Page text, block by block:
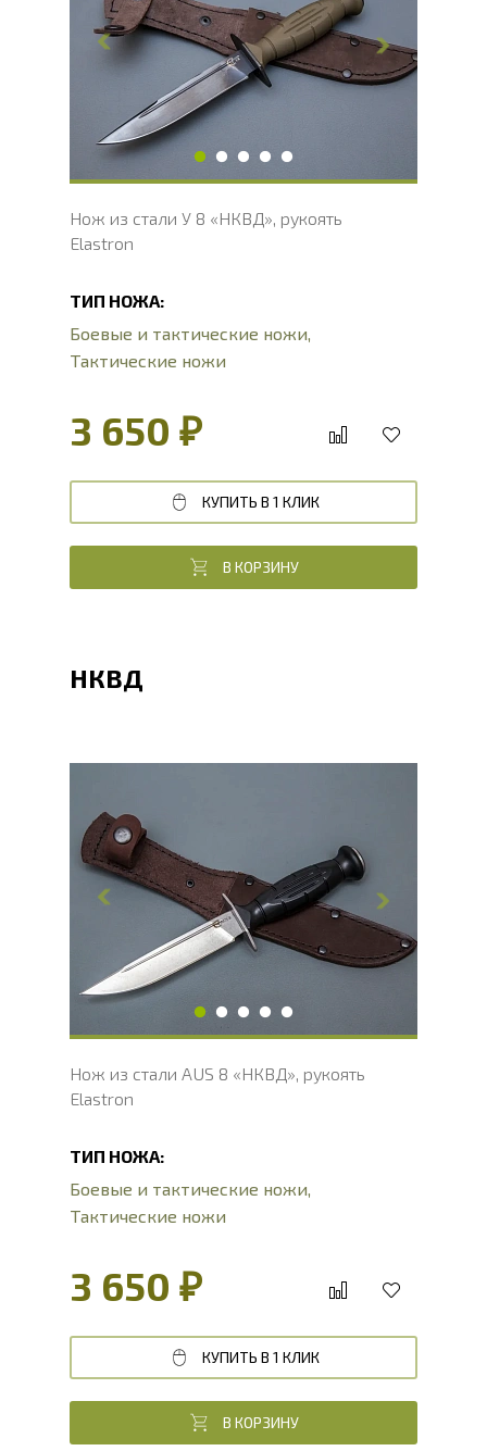
Ширина клинка, мм
Толщина обуха, мм
Ширина рукояти, мм
32.8
Длина рукояти, мм
123
Толщина рукояти, мм
Твердость клинка, HRC
Нож из стали У 8 «НКВД», рукоять
Elastron
ТИП НОЖА:
Боевые и тактические ножи,
Тактические ножи
3 650 ₽
КУПИТЬ В 1 КЛИК
В КОРЗИНУ
НКВД
Общая длина, мм
Длина клинка, мм
Ширина клинка, мм
Толщина обуха, мм
Ширина рукояти, мм
32.8
Длина рукояти, мм
123
Толщина рукояти, мм
24.7
Твердость клинка, HRC
56 - 58 HRC
Нож из стали AUS 8 «НКВД», рукоять
Elastron
ТИП НОЖА:
Боевые и тактические ножи,
Тактические ножи
3 650 ₽
КУПИТЬ В 1 КЛИК
В КОРЗИНУ